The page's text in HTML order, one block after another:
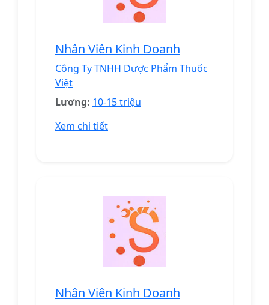
Nhân Viên Kinh Doanh
Công Ty TNHH Dược Phẩm Thuốc
Việt
Lương: 10-15 triệu
Xem chi tiết
Nhân Viên Kinh Doanh